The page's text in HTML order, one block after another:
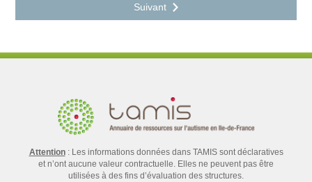
Attention: Les informations données dans TAMIS sont déclaratives
et n’ont aucune valeur contractuelle. Elles ne peuvent pas être
utilisées à des fins d’évaluation des structures.